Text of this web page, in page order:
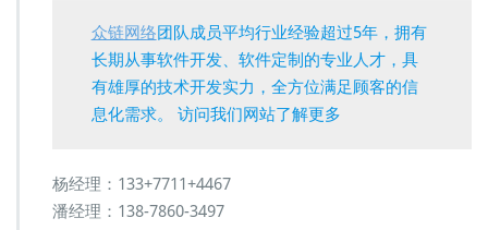
众链网络团队成员平均行业经验超过5年，拥有
长期从事软件开发、软件定制的专业人才，具
有雄厚的技术开发实力，全方位满足顾客的信
息化需求。 访问我们网站了解更多
杨经理：133+7711+4467
潘经理：138-7860-3497